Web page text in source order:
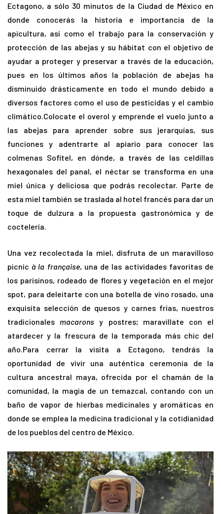
Ectagono, a sólo 30 minutos de la Ciudad de México en
donde conocerás la historia e importancia de la
apicultura, así como el trabajo para la conservación y
protección de las abejas y su hábitat con el objetivo de
ayudar a proteger y preservar a través de la educación,
pues en los últimos años la población de abejas ha
disminuido drásticamente en todo el mundo debido a
diversos factores como el uso de pesticidas y el cambio
climático.Colocate el overol y emprende el vuelo junto a
las abejas para aprender sobre sus jerarquías, sus
funciones y adentrarte al apiario para conocer las
colmenas Sofitel, en dónde, a través de las celdillas
hexagonales del panal, el néctar se transforma en una
miel única y deliciosa que podrás recolectar. Parte de
esta miel también se traslada al hotel francés para dar un
toque de dulzura a la propuesta gastronómica y de
coctelería.
Una vez recolectada la miel, disfruta de un maravilloso
picnic à la française, una de las actividades favoritas de
los parisinos, rodeado de flores y vegetación en el mejor
spot, para deleitarte con una botella de vino rosado, una
exquisita selección de quesos y carnes frías, nuestros
tradicionales macarons y postres; maravillate con el
atardecer y la frescura de la temporada más chic del
año.Para cerrar la visita a Ectagono, tendrás la
oportunidad de vivir una auténtica ceremonia de la
cultura ancestral maya, ofrecida por el chamán de la
comunidad, la magia de un temazcal, contando con un
baño de vapor de hierbas medicinales y aromáticas en
donde se emplea la medicina tradicional y la cotidianidad
de los pueblos del centro de México.